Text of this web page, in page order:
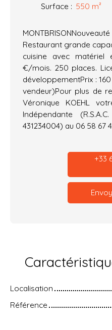
Surface : 550 m²
Restaurant grande
cuisine avec matériel
€/mois. 250 places.
développementPrix :
vendeur)Pour plus de
Véronique KOEHL
Indépendante
431234004) au 06 58 67
+33
Localisation
Référence